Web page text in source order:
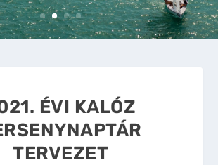
ÉVI KALÓZ
TERVEZET